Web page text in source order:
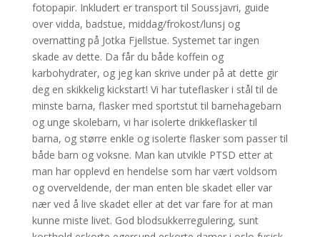
fotopapir. Inkludert er transport til Soussjavri, guide
over vidda, badstue, middag/frokost/lunsj og
overnatting på Jotka Fjellstue. Systemet tar ingen
skade av dette. Da får du både koffein og
karbohydrater, og jeg kan skrive under på at dette gir
deg en skikkelig kickstart! Vi har tuteflasker i stål til de
minste barna, flasker med sportstut til barnehagebarn
og unge skolebarn, vi har isolerte drikkeflasker til
barna, og større enkle og isolerte flasker som passer til
både barn og voksne. Man kan utvikle PTSD etter at
man har opplevd en hendelse som har vært voldsom
og overveldende, der man enten ble skadet eller var
nær ved å live skadet eller at det var fare for at man
kunne miste livet. God blodsukkerregulering, sunt